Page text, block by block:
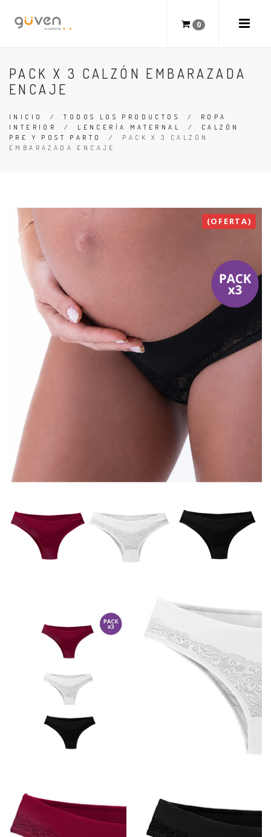
0
PACK X 3 CALZÓN EMBARAZADA
ENCAJE
INICIO /TODOS LOS PRODUCTOS / ROPA
INTERIOR
/ LENCERÍA MATERNAL / CALZÓN
PRE Y POST PARTO
/ PACK X 3 CALZÓN
EMBARAZADA ENCAJE
(OFERTA)